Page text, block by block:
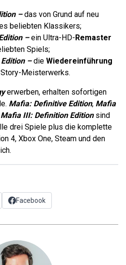
–das von Grund auf neu
beliebten Klassikers;
–ein Ultra-HD-Remaster
Spiels;
–die Wiedereinführung
Meisterwerks.
erwerben, erhalten sofortigen
Mafia: Definitive Edition, Mafia
Mafia III: Definition Editionsind
drei Spiele plus die komplette
4, Xbox One, Steam und den
Facebook